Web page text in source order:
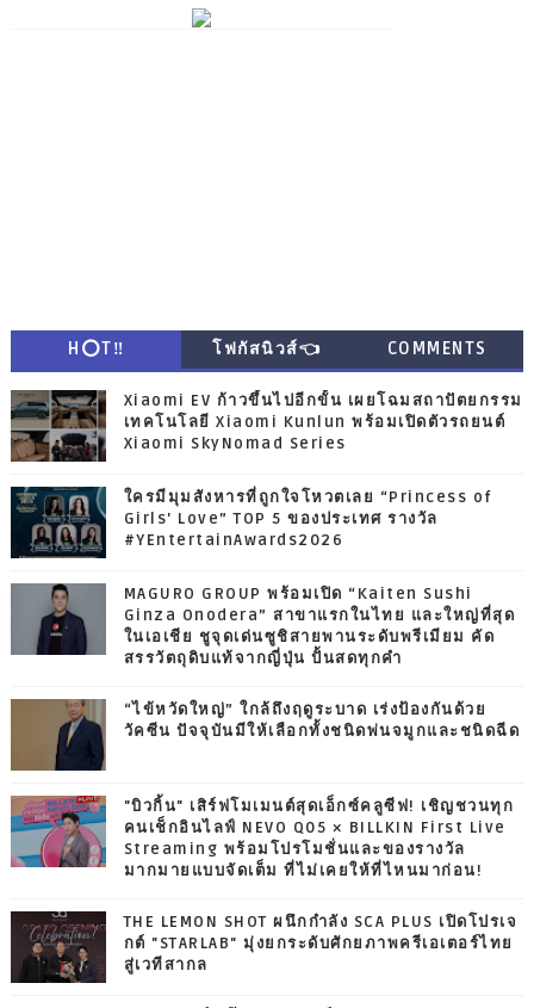
H⭕T‼ โฟกัสนิวส์👈 COMMENTS
Xiaomi EV ก้าวขึ้นไปอีกขั้น เผยโฉมสถาปัตยกรรม
เทคโนโลยี Xiaomi Kunlun พร้อมเปิดตัวรถยนต์
Xiaomi SkyNomad Series
ใครมีมุมสังหารที่ถูกใจโหวตเลย “Princess of
Girls' Love” TOP 5 ของประเทศ รางวัล
#YEntertainAwards2026
MAGURO GROUP พร้อมเปิด “Kaiten Sushi
Ginza Onodera” สาขาแรกในไทย และใหญ่ที่สุด
ในเอเชีย ชูจุดเด่นซูชิสายพานระดับพรีเมียม คัด
สรรวัตถุดิบแท้จากญี่ปุ่น ปั้นสดทุกคำ
“ไข้หวัดใหญ่” ใกล้ถึงฤดูระบาด เร่งป้องกันด้วย
วัคซีน ปัจจุบันมีให้เลือกทั้งชนิดพ่นจมูกและชนิดฉีด
"บิวกิ้น" เสิร์ฟโมเมนต์สุดเอ็กซ์คลูซีฟ! เชิญชวนทุก
คนเช็กอินไลฟ์ NEVO Q05 × BILLKIN First Live
Streaming พร้อมโปรโมชั่นและของรางวัล
มากมายแบบจัดเต็ม ที่ไม่เคยให้ที่ไหนมาก่อน!
THE LEMON SHOT ผนึกกำลัง SCA PLUS เปิดโปรเจ
กต์ "STARLAB" มุ่งยกระดับศักยภาพครีเอเตอร์ไทย
สู่เวทีสากล